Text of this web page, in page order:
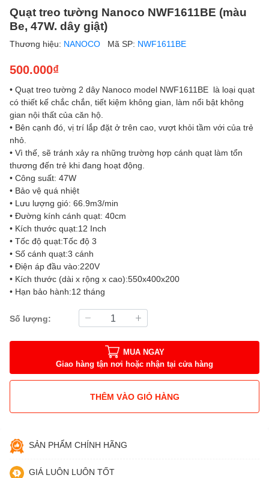
Quạt treo tường Nanoco NWF1611BE (màu
Be, 47W. dây giật)
Thương hiệu: NANOCO Mã SP: NWF1611BE
500.000₫
• Quạt treo tường 2 dây Nanoco model NWF1611BE là loại quạt
có thiết kế chắc chắn, tiết kiệm không gian, làm nổi bật không
gian nội thất của căn hộ.
• Bên cạnh đó, vị trí lắp đặt ở trên cao, vượt khỏi tầm với của trẻ
nhỏ.
• Vì thế, sẽ tránh xảy ra những trường hợp cánh quạt làm tổn
thương đến trẻ khi đang hoạt động.
• Công suất: 47W
• Bảo vệ quá nhiệt
• Lưu lượng gió: 66.9m3/min
• Đường kính cánh quạt: 40cm
• Kích thước quạt:12 Inch
• Tốc độ quạt:Tốc độ 3
• Số cánh quạt:3 cánh
• Điện áp đầu vào:220V
• Kích thước (dài x rộng x cao):550x400x200
• Hạn bảo hành:12 tháng
Số lượng:
MUA NGAY
Giao hàng tận nơi hoặc nhận tại cửa hàng
THÊM VÀO GIỎ HÀNG
SẢN PHẨM CHÍNH HÃNG
GIÁ LUÔN LUÔN TỐT